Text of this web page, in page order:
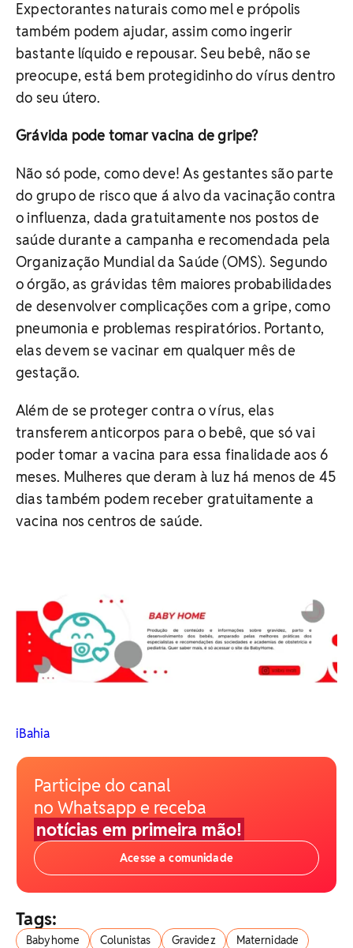
Expectorantes naturais como mel e própolis
também podem ajudar, assim como ingerir
bastante líquido e repousar. Seu bebê, não se
preocupe, está bem protegidinho do vírus dentro
do seu útero.
Grávida pode tomar vacina de gripe?
Não só pode, como deve! As gestantes são parte
do grupo de risco que á alvo da vacinação contra
o influenza, dada gratuitamente nos postos de
saúde durante a campanha e recomendada pela
Organização Mundial da Saúde (OMS). Segundo
o órgão, as grávidas têm maiores probabilidades
de desenvolver complicações com a gripe, como
pneumonia e problemas respiratórios. Portanto,
elas devem se vacinar em qualquer mês de
gestação.
Além de se proteger contra o vírus, elas
transferem anticorpos para o bebê, que só vai
poder tomar a vacina para essa finalidade aos 6
meses. Mulheres que deram à luz há menos de 45
dias também podem receber gratuitamente a
vacina nos centros de saúde.
iBahia
Participe do canal
no Whatsapp e receba
notícias em primeira mão!
Acesse a comunidade
Tags:
Babyhome Colunistas Gravidez
Maternidade